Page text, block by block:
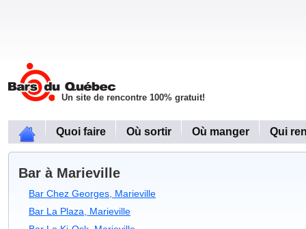
Un site de rencontre 100% gratuit!
Quoi faire Où sortir Où manger Qui
Bar à Marieville
Bar Chez Georges, Marieville
Bar La Plaza, Marieville